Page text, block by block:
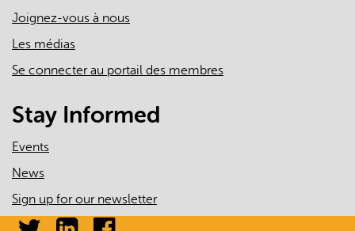
Joignez-vous à nous
Les médias
Se connecter au portail des membres
Stay Informed
Events
News
Sign up for our newsletter